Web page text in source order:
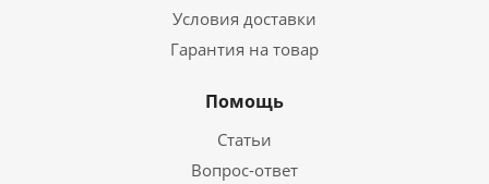
Условия доставки
Гарантия на товар
Помощь
Статьи
Вопрос-ответ